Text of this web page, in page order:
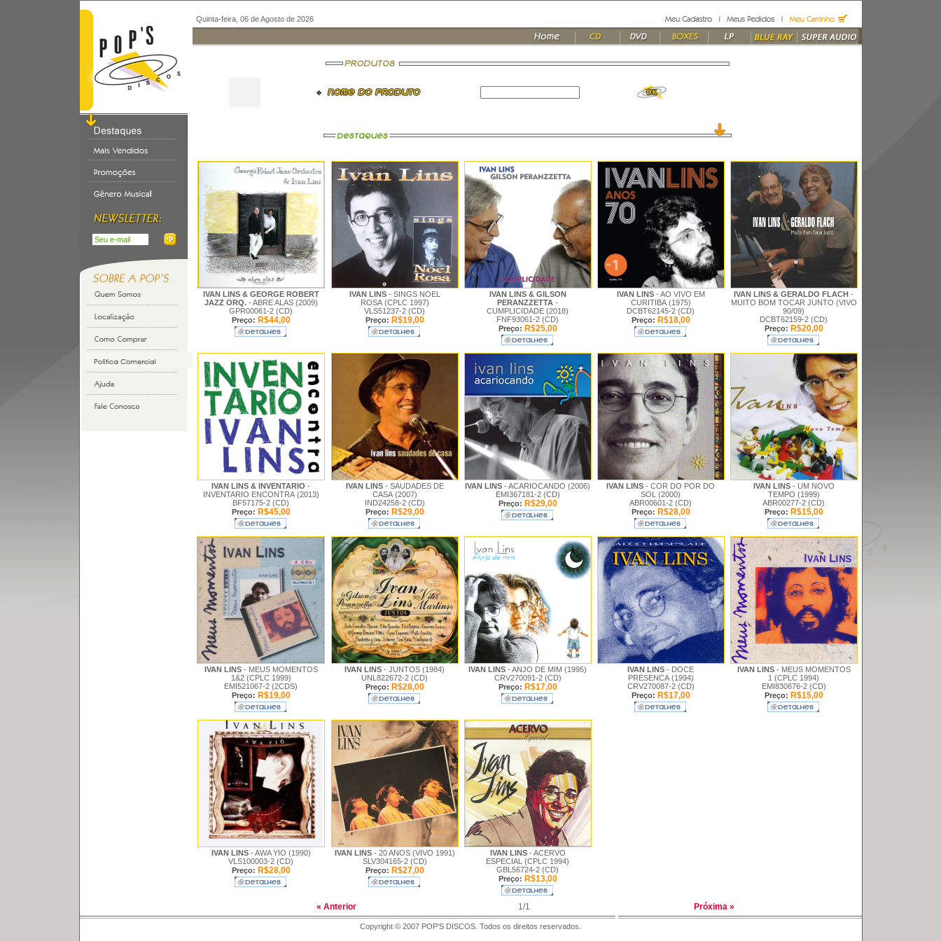
Quinta-feira, 06 de Agosto de 2026
IVAN LINS & GEORGE ROBERT
JAZZ ORQ.- ABRE ALAS (2009)
GPR00061-2 (CD)
Preço: R$44,00
IVAN LINS - SINGS NOEL
ROSA (CPLC 1997)
VLS51237-2 (CD)
Preço: R$19,00
IVAN LINS & GILSON
PERANZZETTA -
CUMPLICIDADE (2018)
FNF93061-2 (CD)
Preço: R$25,00
IVAN LINS - AO VIVO EM
CURITIBA (1975)
DCBT62145-2 (CD)
Preço: R$18,00
IVAN LINS & GERALDO FLACH -
MUITO BOM TOCAR JUNTO (VIVO
90/09)
DCBT62159-2 (CD)
Preço: R$20,00
IVAN LINS & INVENTARIO -
INVENTARIO ENCONTRA (2013)
BF57175-2 (CD)
Preço: R$45,00
IVAN LINS - SAUDADES DE
CASA (2007)
IND24258-2 (CD)
Preço: R$29,00
IVAN LINS - ACARIOCANDO (2006)
EMI367181-2 (CD)
Preço: R$29,00
IVAN LINS - COR DO POR DO
SOL (2000)
ABR00601-2 (CD)
Preço: R$28,00
IVAN LINS - UM NOVO
TEMPO (1999)
ABR00277-2 (CD)
Preço: R$15,00
IVAN LINS - MEUS MOMENTOS
1&2 (CPLC 1999)
EMI521067-2 (2CDS)
Preço: R$19,00
IVAN LINS - JUNTOS (1984)
UNL822672-2 (CD)
Preço: R$28,00
IVAN LINS - ANJO DE MIM (1995)
CRV270091-2 (CD)
Preço: R$17,00
IVAN LINS - DOCE
PRESENCA (1994)
CRV270087-2 (CD)
Preço: R$17,00
IVAN LINS - MEUS MOMENTOS
1 (CPLC 1994)
EMI830676-2 (CD)
Preço: R$15,00
IVAN LINS - AWA YIO (1990)
VLS100003-2 (CD)
Preço: R$28,00
IVAN LINS - 20 ANOS (VIVO 1991)
SLV304165-2 (CD)
Preço: R$27,00
IVAN LINS - ACERVO
ESPECIAL (CPLC 1994)
GBL56724-2 (CD)
Preço: R$13,00
« Anterior 1/1 Próxima »
Copyright © 2007 POP'S DISCOS. Todos os direitos reservados.